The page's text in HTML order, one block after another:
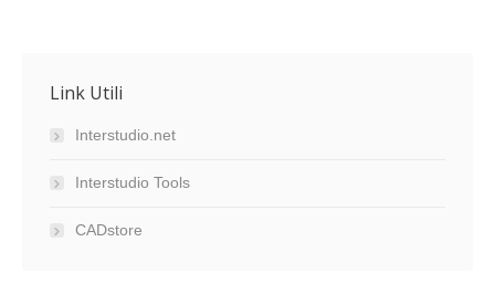
Link Utili
Interstudio.net
Interstudio Tools
CADstore